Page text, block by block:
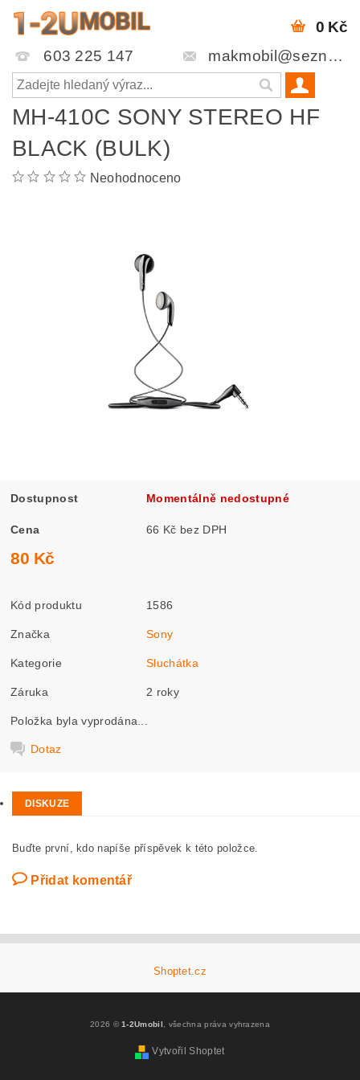
603 225 147 makmobil@seznam.cz
0 Kč
MH-410C SONY STEREO HF
BLACK (BULK)
Neohodnoceno
Dostupnost Momentálně nedostupné
Cena 66 Kč bez DPH
80 Kč
Kód produktu 1586
Značka Sony
Kategorie Sluchátka
Záruka 2 roky
Položka byla vyprodána...
Dotaz
DISKUZE
Buďte první, kdo napíše příspěvek k této položce.
Přidat komentář
Shoptet.cz
2026 ©1-2Umobil , všechna práva vyhrazena
Vytvořil Shoptet